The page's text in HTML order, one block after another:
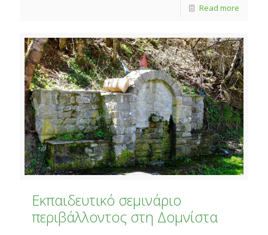
Read more
Eκπαιδευτικό σεμινάριο
περιβάλλοντος στη Δομνίστα